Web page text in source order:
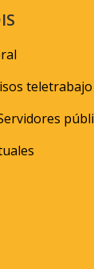
teletrabajo